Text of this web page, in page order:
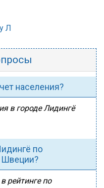
Л
населения?
в городе Лидингё
по
Швеции?
рейтинге по